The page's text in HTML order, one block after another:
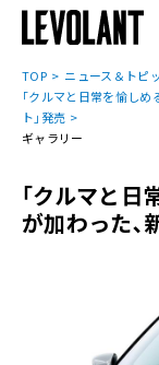
TOP
ニュース＆トピ
｢クルマと日常を愉しめ
ト｣発売
ギャラリー
｢クルマと日
が加わった､